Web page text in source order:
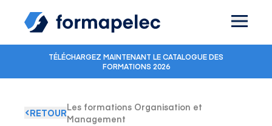
TÉLÉCHARGEZ MAINTENANT LE CATALOGUE DES
FORMATIONS 2026
RETOURLes formations Organisation et
Management